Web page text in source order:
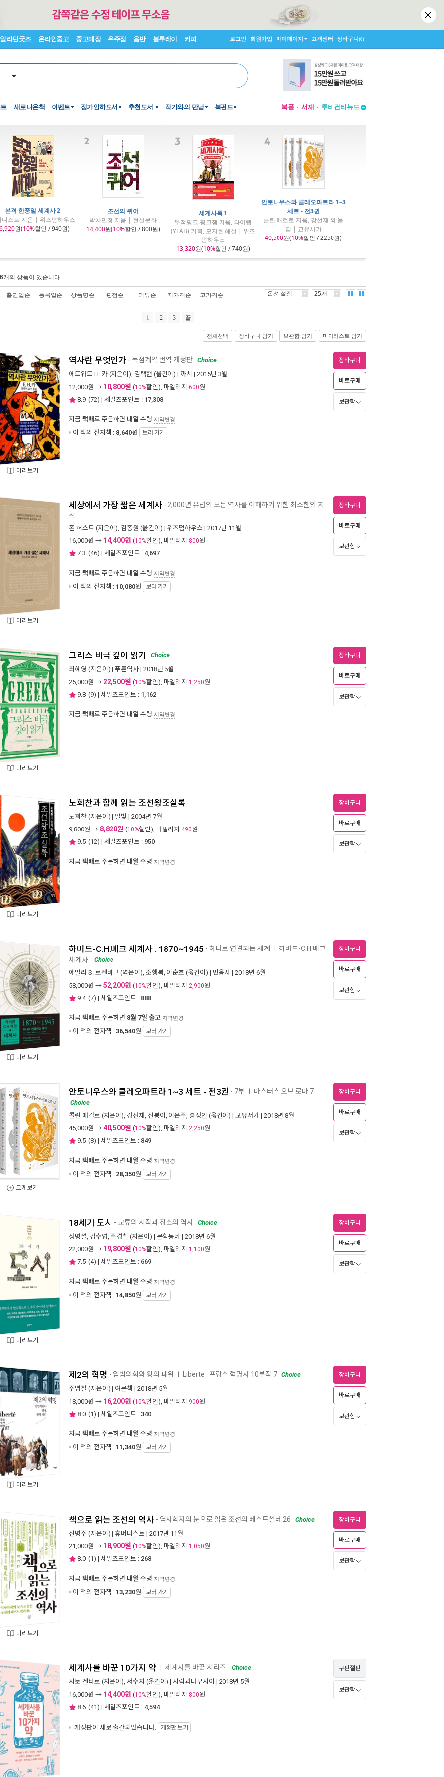
알라딘굿즈 온라인중고 중고매장 우주점 음반 블루레이 커피 로그인 회원가입 마이페이지 고객센터 장바구니(0)
새로나온책 이벤트 정가인하도서 추천도서 작가와의 만남 북펀드 북플 서재
투비컨티뉴드
본격 한중일 세계사 2
니스트 지음 | 위즈덤하우스
원(10%할인 / 940원)
조선의 퀴어
박차민정 지음 | 현실문화
14,400원(10%할인 / 800원)
세계사톡 1
무적핑크.핑크잼 지음, 와이랩
(YLAB) 기획, 모지현 해설 | 위즈
덤하우스
13,320원(10%할인 / 740원)
안토니우스와 클레오파트라 1~3
세트 - 전3권
콜린 매컬로 지음, 강선재 외 옮
김 | 교유서가
40,500원(10%할인 / 2250원)
개의 상품이 있습니다.
출간일순 등록일순 상품명순 평점순 리뷰순 저가격순 고가격순 옵션 설정 25개
1 2 3 끝
전체선택 장바구니 담기 보관함 담기 마이리스트 담기
미리보기
역사란 무엇인가 - 독점계약 번역 개정판 Choice
에드워드 H. 카 (지은이), 김택현 (옮긴이) | 까치 | 2015년 3월
12,000원 → 10,800원 (10%할인), 마일리지 600원
8.9 (72) | 세일즈포인트 : 17,308
지금 택배로 주문하면 내일 수령 지역변경
이 책의 전자책 : 8,640원 보러 가기
장바구니
바로구매
보관함
미리보기
세상에서 가장 짧은 세계사 - 2,000년 유럽의 모든 역사를 이해하기 위한 최소한의 지
식
존 허스트 (지은이), 김종원 (옮긴이) | 위즈덤하우스 | 2017년 11월
16,000원 → 14,400원 (10%할인), 마일리지 800원
7.3 (46) | 세일즈포인트 : 4,697
지금 택배로 주문하면 내일 수령 지역변경
이 책의 전자책 : 10,080원 보러 가기
장바구니
바로구매
보관함
미리보기
그리스 비극 깊이 읽기
Choice
최혜영 (지은이) | 푸른역사 | 2018년 5월
25,000원 → 22,500원 (10%할인), 마일리지 1,250원
9.8 (9) | 세일즈포인트 : 1,162
지금 택배로 주문하면 내일 수령 지역변경
장바구니
바로구매
보관함
미리보기
노회찬과 함께 읽는 조선왕조실록
노회찬 (지은이) | 일빛 | 2004년 7월
9,800원 → 8,820원 (10%할인), 마일리지 490원
9.5 (12) | 세일즈포인트 : 950
지금 택배로 주문하면 내일 수령 지역변경
장바구니
바로구매
보관함
미리보기
하버드-C.H.베크 세계사 : 1870~1945 - 하나로 연결되는 세계 하버드-C.H.베크
세계사
Choice
에밀리 S. 로젠버그 (엮은이), 조행복, 이순호 (옮긴이) | 민음사 | 2018년 6월
58,000원 → 52,200원 (10%할인), 마일리지 2,900원
9.4 (7) | 세일즈포인트 : 888
지금 택배로 주문하면 8월 7일 출고 지역변경
이 책의 전자책 : 36,540원 보러 가기
장바구니
바로구매
보관함
크게보기
안토니우스와 클레오파트라 1~3 세트 - 전3권 - 7부 마스터스 오브 로마 7
Choice
콜린 매컬로 (지은이), 강선재, 신봉아, 이은주, 홍정인 (옮긴이) | 교유서가 | 2018년 8월
45,000원 → 40,500원 (10%할인), 마일리지 2,250원
9.5 (8) | 세일즈포인트 : 849
지금 택배로 주문하면 내일 수령 지역변경
이 책의 전자책 : 28,350원 보러 가기
장바구니
바로구매
보관함
미리보기
18세기 도시 - 교류의 시작과 장소의 역사 Choice
정병설, 김수영, 주경철 (지은이) | 문학동네 | 2018년 6월
22,000원 → 19,800원 (10%할인), 마일리지 1,100원
7.5 (4) | 세일즈포인트 : 669
지금 택배로 주문하면 내일 수령 지역변경
이 책의 전자책 : 14,850원 보러 가기
장바구니
바로구매
보관함
미리보기
제2의 혁명 - 입법의회와 왕의 폐위 Liberte : 프랑스 혁명사 10부작 7 Choice
주명철 (지은이) | 여문책 | 2018년 5월
18,000원 → 16,200원 (10%할인), 마일리지 900원
8.0 (1) | 세일즈포인트 : 340
지금 택배로 주문하면 내일 수령 지역변경
이 책의 전자책 : 11,340원 보러 가기
장바구니
바로구매
보관함
미리보기
책으로 읽는 조선의 역사 - 역사학자의 눈으로 읽은 조선의 베스트셀러 26
Choice
신병주 (지은이) | 휴머니스트 | 2017년 11월
21,000원 → 18,900원 (10%할인), 마일리지 1,050원
8.0 (1) | 세일즈포인트 : 268
지금 택배로 주문하면 내일 수령 지역변경
이 책의 전자책 : 13,230원 보러 가기
장바구니
바로구매
보관함
세계사를 바꾼 10가지 약 세계사를 바꾼 시리즈
Choice
사토 겐타로 (지은이), 서수지 (옮긴이) | 사람과나무사이 | 2018년 5월
16,000원 → 14,400원 (10%할인), 마일리지 800원
8.6 (41) | 세일즈포인트 : 4,594
개정판이 새로 출간되었습니다. 개정판 보기
구판절판
보관함